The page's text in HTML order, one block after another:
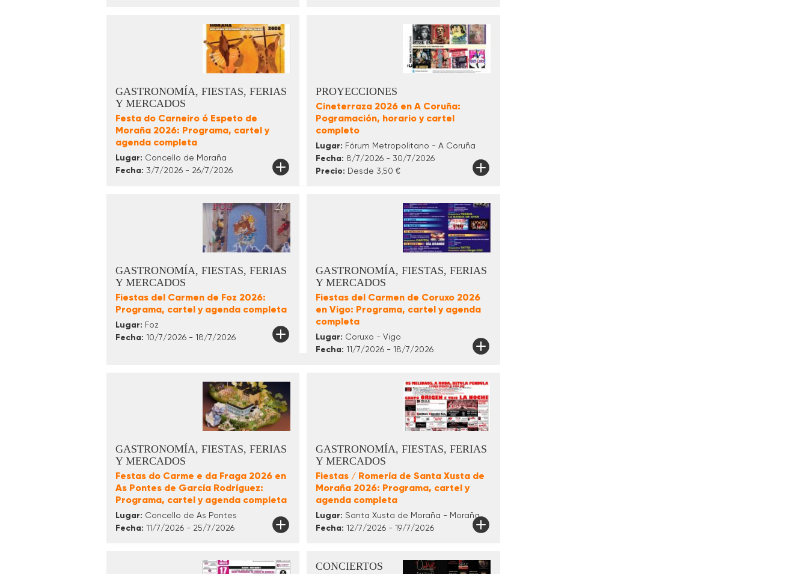
GASTRONOMÍA, FIESTAS, FERIAS
Y MERCADOS
Festa do Carneiro ó Espeto de
Moraña 2026: Programa, cartel y
agenda completa
Lugar: Concello de Moraña
Fecha: 3/7/2026 - 26/7/2026
PROYECCIONES
Cineterraza 2026 en A Coruña:
Pogramación, horario y cartel
completo
Lugar: Fórum Metropolitano - A Coruña
Fecha: 8/7/2026 - 30/7/2026
Precio: Desde 3,50 €
GASTRONOMÍA, FIESTAS, FERIAS
Y MERCADOS
Fiestas del Carmen de Foz 2026:
Programa, cartel y agenda completa
Lugar: Foz
Fecha: 10/7/2026 - 18/7/2026
GASTRONOMÍA, FIESTAS, FERIAS
Y MERCADOS
Fiestas del Carmen de Coruxo 2026
en Vigo: Programa, cartel y agenda
completa
Lugar: Coruxo - Vigo
Fecha: 11/7/2026 - 18/7/2026
GASTRONOMÍA, FIESTAS, FERIAS
Y MERCADOS
Festas do Carme e da Fraga 2026 en
As Pontes de García Rodríguez:
Programa, cartel y agenda completa
Lugar: Concello de As Pontes
Fecha: 11/7/2026 - 25/7/2026
GASTRONOMÍA, FIESTAS, FERIAS
Y MERCADOS
Fiestas / Romería de Santa Xusta de
Moraña 2026: Programa, cartel y
agenda completa
Lugar: Santa Xusta de Moraña - Moraña
Fecha: 12/7/2026 - 19/7/2026
CONCIERTOS